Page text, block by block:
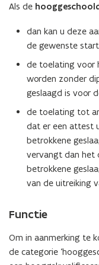
Als de
dan kan u deze
de gewenste
de toelating voor
worden zonder
geslaagd is voor
de toelating tot
dat er een attest
betrokkene
vervangt dan het
betrokkene
van de uitreiking
Functie
Om in aanmerking te
de categorie